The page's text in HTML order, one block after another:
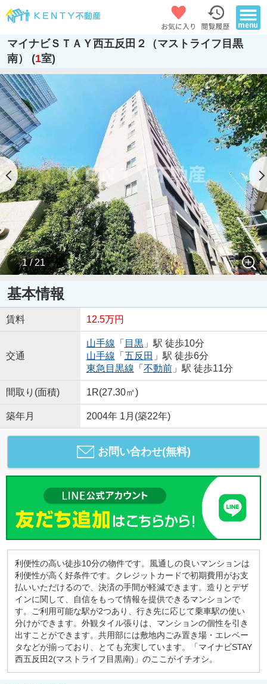
マイナビＳＴＡＹ西五反田２（マストライフ目黒
南） (1室)
1 / 21
基本情報
賃料 12.5万円
交通
山手線 「 目黒」駅 徒歩10分
山手線 「 五反田 」駅 徒歩6分
東急目黒線 「 不動前」駅 徒歩11分
間取り(面積) 1R(27.30㎡)
築年月 2004年 1月(築22年)
お問い合わせ(無料)
利便性の高い徒歩10分の物件です。風通しの良いマンションは
利便性が高く好条件です。クレジットカードで初期費用がお支
払いいただけるので、決済の手間が軽減できます。造りとデザ
インに関して、自信をもって情報を提供できるマンションで
す。ご利用可能な駅が2つあり、行き先に応じて乗車駅の使い
分けができます。外観タイル張りは、マンションの個性を引き
出すことができます。共用部には敷地内ごみ置き場・エレベー
タなどが揃っており、とても充実しています。「マイナビSTAY
西五反田2(マストライフ目黒南)」のここがイチオシ。